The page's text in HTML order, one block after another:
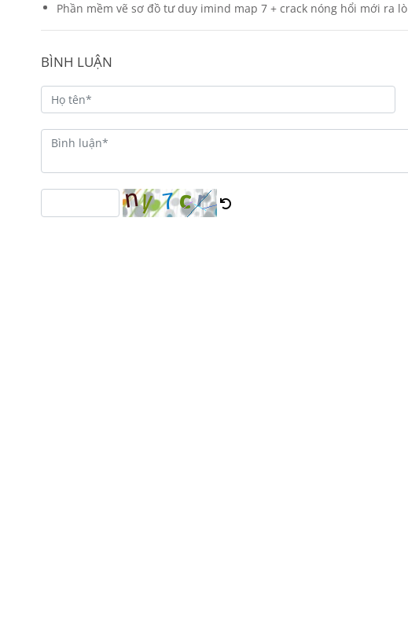
Phần mềm vẽ sơ đồ tư duy imind map 7 + crack nóng hổi mới ra lò
BÌNH LUẬN